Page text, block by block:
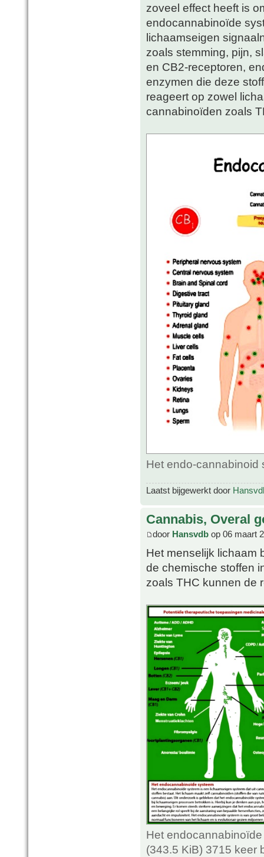
zoveel effect heeft is
endocannabinoïde
lichaamseigen
zoals stemming, pijn,
en CB2-receptoren,
enzymen die deze
reageert op zowel
cannabinoïden zoals
Het endo-cannabinoid
Laatst bijgewerkt door
Cannabis, Overal
door Hansvdb op 06 maart
Het menselijk lichaam
de chemische stoffen
zoals THC kunnen de
Het
(343.5 KiB) 3715 keer